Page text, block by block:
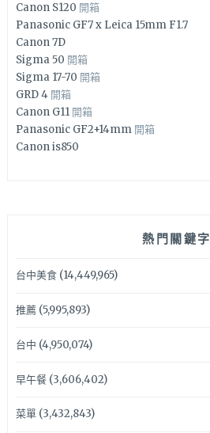
Canon S120 開箱
Panasonic GF7 x Leica 15mm F1.7
Canon 7D
Sigma 50 開箱
Sigma 17-70 開箱
GRD 4 開箱
Canon G11 開箱
Panasonic GF2+14mm 開箱
Canon is850
熱門關鍵字
台中美食(14,449,965)
推薦(5,995,893)
台中 (4,950,074)
早午餐(3,606,402)
菜單(3,432,843)